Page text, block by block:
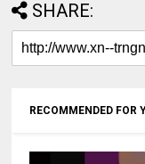
SHARE:
RECOMMENDED FOR